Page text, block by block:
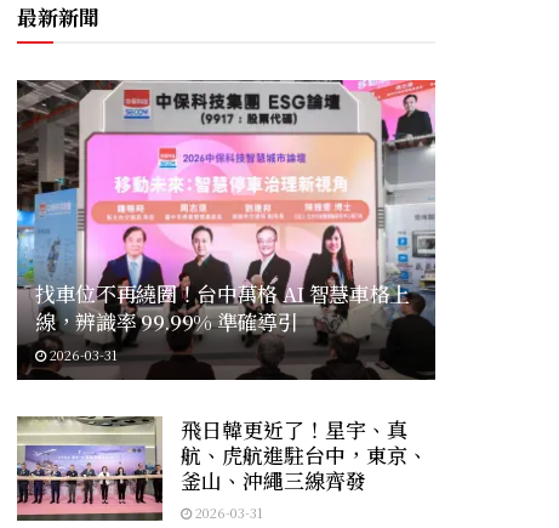
最新新聞
找車位不再繞圈！台中萬格 AI 智慧車格上
線，辨識率 99.99% 準確導引
2026-03-31
飛日韓更近了！星宇、真
航、虎航進駐台中，東京、
釜山、沖繩三線齊發
2026-03-31